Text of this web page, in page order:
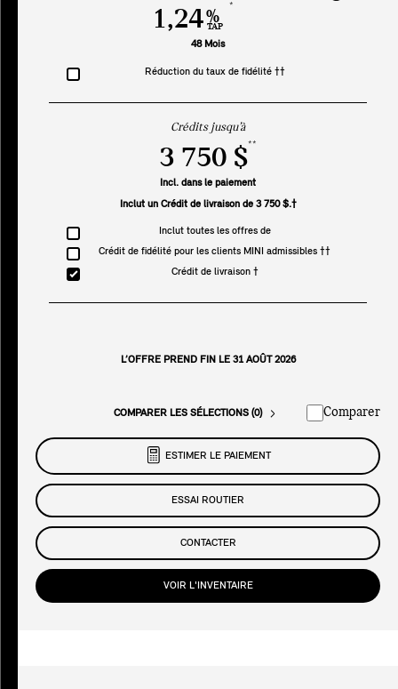
1,24%
TAP
*
48 Mois
Réduction du taux de fidélité ††
Crédits jusqu’à
3 750 $**
Incl. dans le paiement
Inclut un Crédit de livraison de 3 750 $.†
Inclut toutes les offres de
Crédit de fidélité pour les clients MINI admissibles ††
Crédit de livraison †
L’OFFRE PREND FIN LE 31 AOÛT 2026
Comparer
COMPARER LES SÉLECTIONS (0)
ESTIMER LE PAIEMENT
ESSAI ROUTIER
CONTACTER
VOIR L'INVENTAIRE